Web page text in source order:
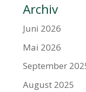
Archiv
Juni 2026
Mai 2026
September
August 2025